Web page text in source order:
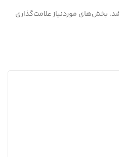
بخش‌های موردنیاز علامت‌گذاری